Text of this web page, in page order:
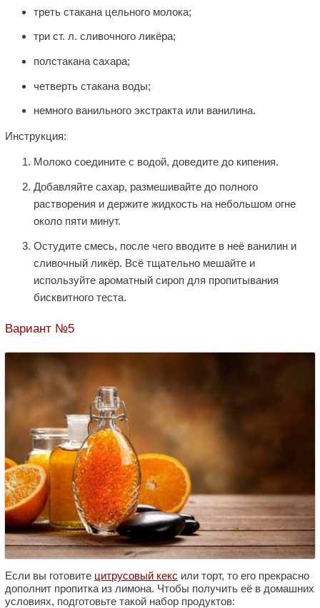
треть стакана цельного молока;
три ст. л. сливочного ликёра;
полстакана сахара;
четверть стакана воды;
немного ванильного экстракта или ванилина.
Инструкция:
Молоко соедините с водой, доведите до кипения.
Добавляйте сахар, размешивайте до полного
растворения и держите жидкость на небольшом огне
около пяти минут.
Остудите смесь, после чего вводите в неё ванилин и
сливочный ликёр. Всё тщательно мешайте и
используйте ароматный сироп для пропитывания
бисквитного теста.
Вариант №5
Если вы готовите цитрусовый кекс или торт, то его прекрасно
дополнит пропитка из лимона. Чтобы получить её в домашних
условиях, подготовьте такой набор продуктов: